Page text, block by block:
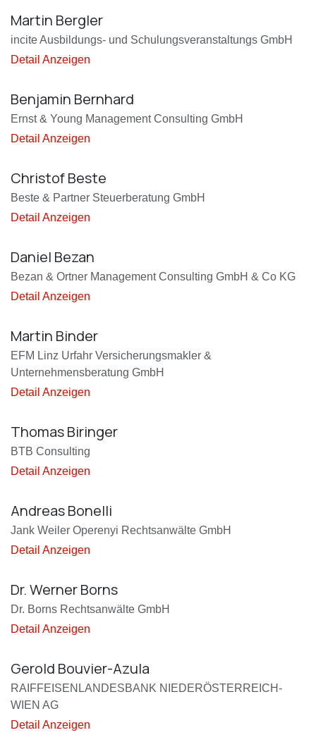
Martin Bergler
incite Ausbildungs- und Schulungsveranstaltungs GmbH
Detail Anzeigen
Benjamin Bernhard
Ernst & Young Management Consulting GmbH
Detail Anzeigen
Christof Beste
Beste & Partner Steuerberatung GmbH
Detail Anzeigen
Daniel Bezan
Bezan & Ortner Management Consulting GmbH & Co KG
Detail Anzeigen
Martin Binder
EFM Linz Urfahr Versicherungsmakler &
Unternehmensberatung GmbH
Detail Anzeigen
Thomas Biringer
BTB Consulting
Detail Anzeigen
Andreas Bonelli
Jank Weiler Operenyi Rechtsanwälte GmbH
Detail Anzeigen
Dr. Werner Borns
Dr. Borns Rechtsanwälte GmbH
Detail Anzeigen
Gerold Bouvier-Azula
RAIFFEISENLANDESBANK NIEDERÖSTERREICH-
WIEN AG
Detail Anzeigen